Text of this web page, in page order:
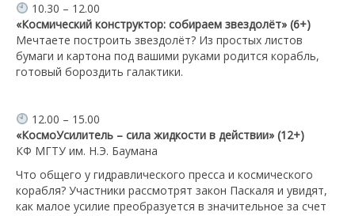
10.30 – 12.00
«Космический конструктор: собираем звездолёт» (6+)
Мечтаете построить звездолёт? Из простых листов
бумаги и картона под вашими руками родится корабль,
готовый бороздить галактики.
12.00 – 15.00
«КосмоУсилитель – сила жидкости в действии» (12+)
КФ МГТУ им. Н.Э. Баумана
Что общего у гидравлического пресса и космического
корабля? Участники рассмотрят закон Паскаля и увидят,
как малое усилие преобразуется в значительное за счет